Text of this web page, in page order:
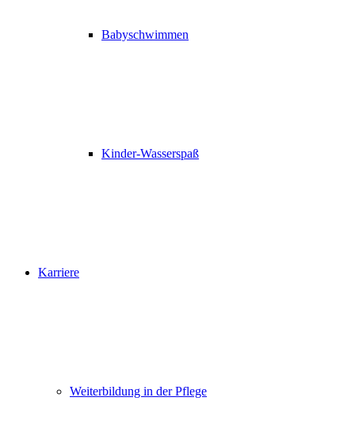
Babyschwimmen
Kinder-Wasserspaß
Karriere
Weiterbildung in der Pflege